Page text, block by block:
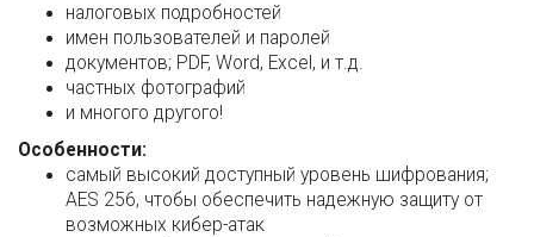
налоговых подробностей
имен пользователей и паролей
документов; PDF, Word, Excel, и т.д.
частных фотографий
и многого другого!
Особенности:
самый высокий доступный уровень шифрования;
AES 256, чтобы обеспечить надежную защиту от
возможных кибер-атак